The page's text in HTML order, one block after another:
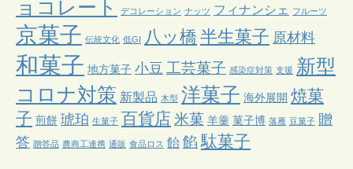
ョコレート
デコレーション ナッツ フィナンシェ フルーツ
京菓子 伝統文化 低GI 八ッ橋 半生菓子 原材料
和菓子 地方菓子 小豆 工芸菓子 感染症対策 支援 新型
コロナ対策 新製品 木型 洋菓子 海外展開 焼菓
子 煎餅 琥珀 生菓子 百貨店 米菓 羊羹 菓子博 落雁 豆菓子 贈
答 贈答品 農商工連携 通販 食品ロス 飴 餡 駄菓子